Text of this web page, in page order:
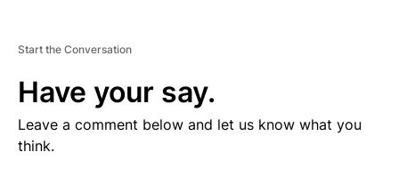
Start the Conversation
Have your say.
Leave a comment below and let us know what you
think.